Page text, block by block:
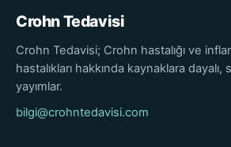
Crohn Tedavisi
Crohn Tedavisi; Crohn hastalığı ve
hastalıkları hakkında kaynaklara
yayımlar.
bilgi@crohntedavisi.com